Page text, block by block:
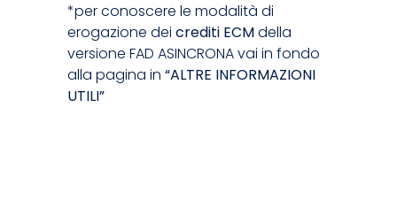
*per conoscere le modalità di
erogazione dei crediti ECMdella
versione FAD ASINCRONA vai in fondo
alla pagina in “ALTRE INFORMAZIONI
UTILI”